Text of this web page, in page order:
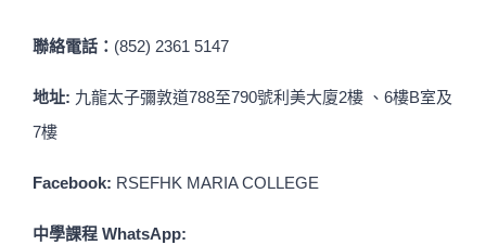
聯絡電話： (852) 2361 5147
地址: 九龍太子彌敦道788至790號利美大廈2樓 、6樓B室及
7樓
Facebook: RSEFHK MARIA COLLEGE
中學課程 WhatsApp: